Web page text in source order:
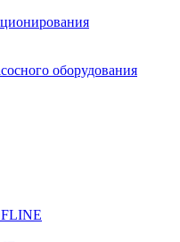
оборудования